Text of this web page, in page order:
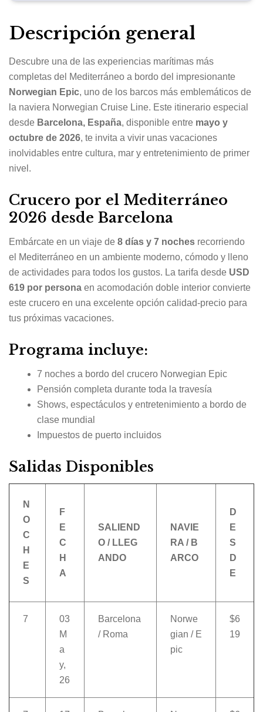
Descripción general
Descubre una de las experiencias marítimas más
completas del Mediterráneo a bordo del impresionante
Norwegian Epic, uno de los barcos más emblemáticos de
la naviera Norwegian Cruise Line. Este itinerario especial
desde Barcelona, España, disponible entre mayo y
octubre de 2026, te invita a vivir unas vacaciones
inolvidables entre cultura, mar y entretenimiento de primer
nivel.
Crucero por el Mediterráneo
2026 desde Barcelona
Embárcate en un viaje de 8 días y 7 noches recorriendo
el Mediterráneo en un ambiente moderno, cómodo y lleno
de actividades para todos los gustos. La tarifa desde USD
619 por persona en acomodación doble interior convierte
este crucero en una excelente opción calidad-precio para
tus próximas vacaciones.
Programa incluye:
7 noches a bordo del crucero Norwegian Epic
Pensión completa durante toda la travesía
Shows, espectáculos y entretenimiento a bordo de
clase mundial
Impuestos de puerto incluidos
Salidas Disponibles
N
O
C
H
E
S
F
E
C
H
A
SALIEND
O / LLEG
ANDO
NAVIE
RA / B
ARCO
D
E
S
D
E
7
03
M
a
y,
26
Barcelona
/ Roma
Norwe
gian / E
pic
$6
19